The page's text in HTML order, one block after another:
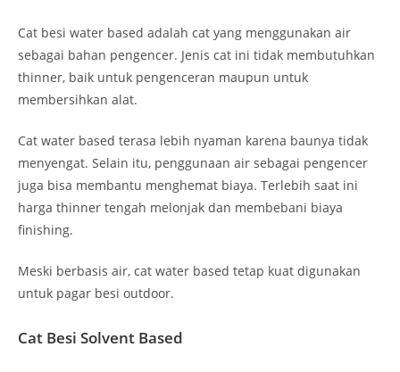
Cat besi water based adalah cat yang menggunakan air
sebagai bahan pengencer. Jenis cat ini tidak membutuhkan
thinner, baik untuk pengenceran maupun untuk
membersihkan alat.
Cat water based terasa lebih nyaman karena baunya tidak
menyengat. Selain itu, penggunaan air sebagai pengencer
juga bisa membantu menghemat biaya. Terlebih saat ini
harga thinner tengah melonjak dan membebani biaya
finishing.
Meski berbasis air, cat water based tetap kuat digunakan
untuk pagar besi outdoor.
Cat Besi Solvent Based